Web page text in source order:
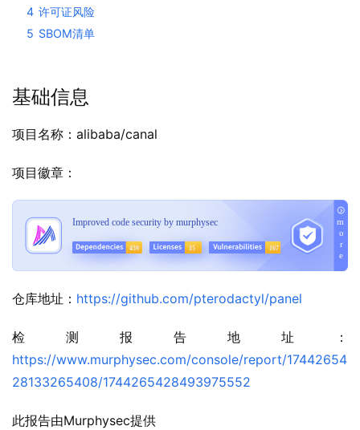
4 许可证风险
5 SBOM清单
基础信息
项目名称：alibaba/canal
项目徽章：
仓库地址： https://github.com/pterodactyl/panel
检测报告地址：
https://www.murphysec.com/console/report/17442654
28133265408/1744265428493975552
此报告由Murphysec提供